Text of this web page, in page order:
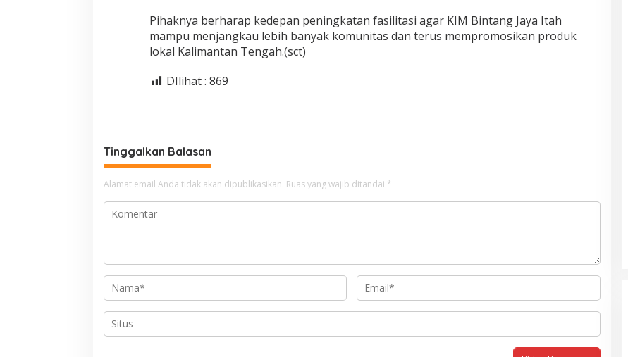
Pihaknya berharap kedepan peningkatan fasilitasi agar KIM Bintang Jaya Itah
mampu menjangkau lebih banyak komunitas dan terus mempromosikan produk
lokal Kalimantan Tengah.(sct)
DIlihat : 869
Tinggalkan Balasan
Alamat email Anda tidak akan dipublikasikan. Ruas yang wajib ditandai *